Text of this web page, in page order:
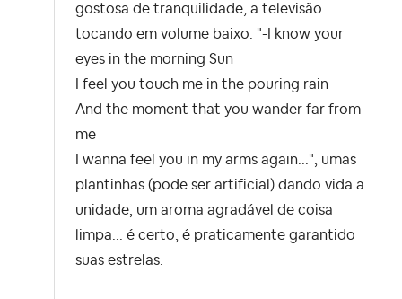
gostosa de tranquilidade, a televisão
tocando em volume baixo: "-I know your
eyes in the morning Sun
I feel you touch me in the pouring rain
And the moment that you wander far from
me
I wanna feel you in my arms again...", umas
plantinhas (pode ser artificial) dando vida a
unidade, um aroma agradável de coisa
limpa... é certo, é praticamente garantido
suas estrelas.